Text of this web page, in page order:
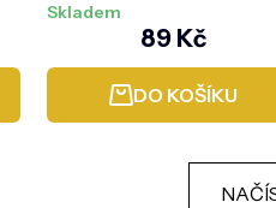
Skladem
89 Kč
DO KOŠÍKU